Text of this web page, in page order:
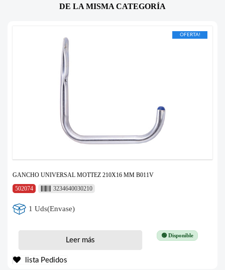
DE LA MISMA CATEGORÍA
OFERTA!
GANCHO UNIVERSAL MOTTEZ 210X16 MM B011V
502074
3234640030210
1 Uds(Envase)
🟢 Disponible
Leer más
lista Pedidos